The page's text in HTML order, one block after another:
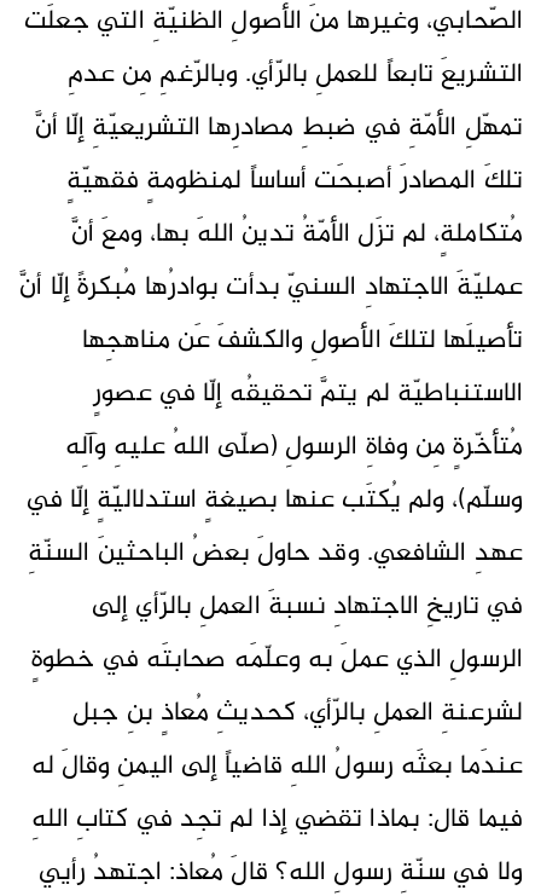
الصّحابي، وغيرها منَ الأصولِ الظنيّةِ التي جعلَت
التشريعَ تابعاً للعملِ بالرّأي. وبالرّغمِ مِن عدمِ
تمهّلِ الأمّةِ في ضبطِ مصادرِها التشريعيّةِ إلّا أنَّ
تلكَ المصادرَ أصبحَت أساساً لمنظومةٍ فقهيّةٍ
مُتكاملةٍ، لم تزَل الأمّةُ تدينُ اللهَ بها، ومعَ أنَّ
عمليّةَ الاجتهادِ السنيّ بدأت بوادرُها مُبكرةً إلّا أنَّ
تأصيلَها لتلكَ الأصولِ والكشفَ عَن مناهجِها
الاستنباطيّة لم يتمَّ تحقيقُه إلّا في عصورٍ
مُتأخّرةٍ مِن وفاةِ الرسولِ (صلّى اللهُ عليهِ وآلِه
وسلّم)، ولم يُكتَب عنها بصيغةٍ استدلاليّةٍ إلّا في
عهدِ الشافعي. وقد حاولَ بعضُ الباحثينَ السنّةِ
في تاريخِ الاجتهادِ نسبةَ العملِ بالرّأي إلى
الرسولِ الذي عملَ به وعلّمَه صحابتَه في خطوةٍ
لشرعنةِ العملِ بالرّأي، كحديثِ مُعاذٍ بنِ جبل
عندَما بعثَه رسولُ اللهِ قاضياً إلى اليمنِ وقالَ له
فيما قال: بماذا تقضي إذا لم تجِد في كتابِ اللهِ
ولا في سنّةِ رسولِ الله؟ قالَ مُعاذ: اجتهدُ رأيي